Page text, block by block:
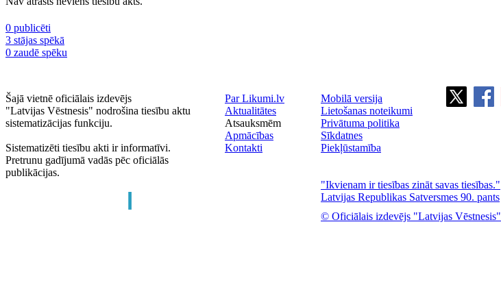
0 publicēti
3 stājas spēkā
0 zaudē spēku
Šajā vietnē oficiālais izdevējs
"Latvijas Vēstnesis" nodrošina tiesību aktu
sistematizācijas funkciju.
Sistematizēti tiesību akti ir informatīvi.
Pretrunu gadījumā vadās pēc oficiālās
publikācijas.
Par Likumi.lv
Aktualitātes
Atsauksmēm
Apmācības
Kontakti
Mobilā versija
Lietošanas noteikumi
Privātuma politika
Sīkdatnes
Piekļūstamība
"Ikvienam ir tiesības zināt savas tiesības."
Latvijas Republikas Satversmes 90. pants
© Oficiālais izdevējs "Latvijas Vēstnesis"